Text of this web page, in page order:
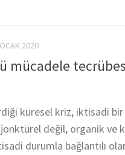
2020
mücadele
küresel kriz, iktisadi
değil, organik
durumla bağlantılı